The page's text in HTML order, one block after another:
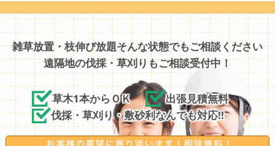
雑草放置・枝伸び放題そんな状態でもご相談ください
遠隔地の伐採・草刈りもご相談受付中！
草木1本からＯＫ
出張見積無料
伐採・草刈り・敷砂利なんでも対応!!